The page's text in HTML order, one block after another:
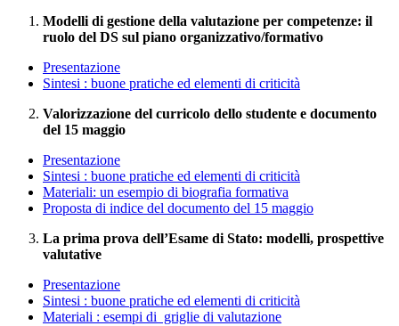
Modelli di gestione della valutazione per competenze: il
ruolo del DS sul piano organizzativo/formativo
Presentazione
Sintesi : buone pratiche ed elementi di criticità
Valorizzazione del curricolo dello studente e documento
del 15 maggio
Presentazione
Sintesi : buone pratiche ed elementi di criticità
Materiali: un esempio di biografia formativa
Proposta di indice del documento del 15 maggio
La prima prova dell’Esame di Stato: modelli, prospettive
valutative
Presentazione
Sintesi : buone pratiche ed elementi di criticità
Materiali : esempi di griglie di valutazione